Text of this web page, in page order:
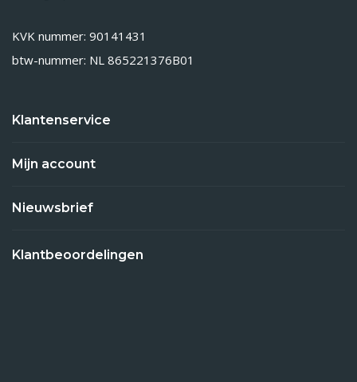
KVK nummer: 90141431
btw-nummer: NL 865221376B01
Klantenservice
Mijn account
Nieuwsbrief
Klantbeoordelingen